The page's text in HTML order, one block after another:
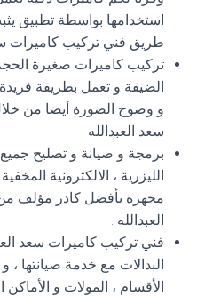
استخدامها بواسطة تطبيق
طريق فني تركيب كاميرات
تركيب كاميرات صغيرة
الضيقة و تعمل بطريقة فريدة
و وضوح الصورة أيضا من
سعد العبدالله .
برمجة و صيانة و تصليح جميع
الليزرية ، الالكترونية
مجهزة بأفضل كادر مؤلف
العبدالله .
فني تركيب كاميرات سعد
البدالات مع خدمة صيانتها ، و
الأقسام ، المولات و الأماكن